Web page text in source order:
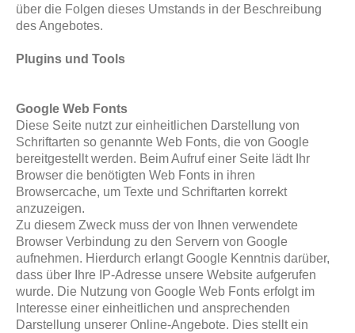
über die Folgen dieses Umstands in der Beschreibung
des Angebotes.
Plugins und Tools
Google Web Fonts
Diese Seite nutzt zur einheitlichen Darstellung von
Schriftarten so genannte Web Fonts, die von Google
bereitgestellt werden. Beim Aufruf einer Seite lädt Ihr
Browser die benötigten Web Fonts in ihren
Browsercache, um Texte und Schriftarten korrekt
anzuzeigen.
Zu diesem Zweck muss der von Ihnen verwendete
Browser Verbindung zu den Servern von Google
aufnehmen. Hierdurch erlangt Google Kenntnis darüber,
dass über Ihre IP-Adresse unsere Website aufgerufen
wurde. Die Nutzung von Google Web Fonts erfolgt im
Interesse einer einheitlichen und ansprechenden
Darstellung unserer Online-Angebote. Dies stellt ein